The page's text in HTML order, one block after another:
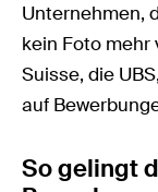
Unternehmen,
kein Foto mehr
Suisse, die
auf
So gelingt